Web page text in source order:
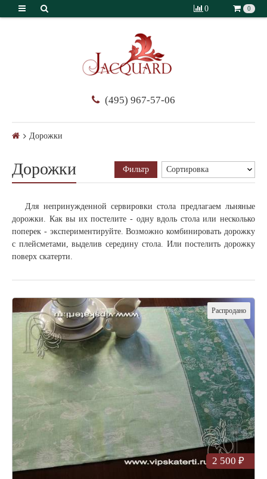
0 0
(495) 967-57-06
Дорожки
Дорожки Фильтр
Для непринужденной сервировки стола предлагаем льняные
дорожки. Как вы их постелите - одну вдоль стола или несколько
поперек - экспериментируйте. Возможно комбинировать дорожку
с плейсметами, выделив середину стола. Или постелить дорожку
поверх скатерти.
Распродано
2 500 ₽